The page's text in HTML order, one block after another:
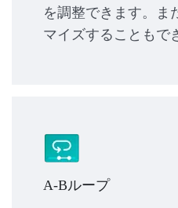
を調整できます。ま
マイズすることもで
A-Bループ